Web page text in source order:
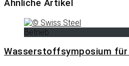
Ähnliche Artikel
Betrieb
Wasserstoffsymposium